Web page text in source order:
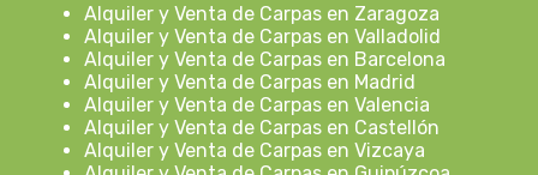
Alquiler y Venta de Carpas en Zaragoza
Alquiler y Venta de Carpas en Valladolid
Alquiler y Venta de Carpas en Barcelona
Alquiler y Venta de Carpas en Madrid
Alquiler y Venta de Carpas en Valencia
Alquiler y Venta de Carpas en Castellón
Alquiler y Venta de Carpas en Vizcaya